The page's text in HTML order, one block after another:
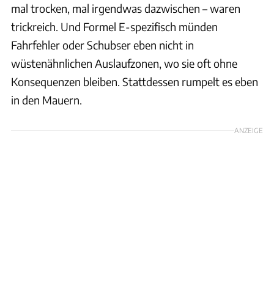
mal trocken, mal irgendwas dazwischen – waren
trickreich. Und Formel E-spezifisch münden
Fahrfehler oder Schubser eben nicht in
wüstenähnlichen Auslaufzonen, wo sie oft ohne
Konsequenzen bleiben. Stattdessen rumpelt es eben
in den Mauern.
ANZEIGE